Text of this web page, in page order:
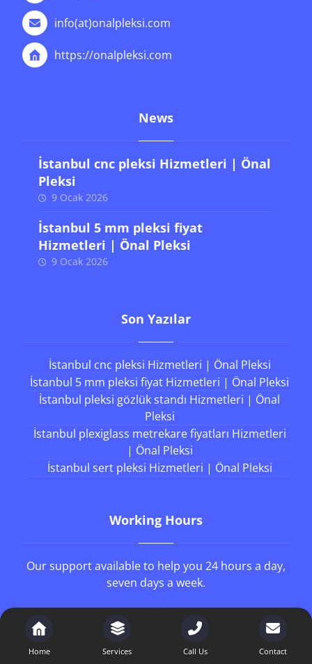
info(at)onalpleksi.com
https://onalpleksi.com
News
İstanbul cnc pleksi Hizmetleri | Önal
Pleksi
9 Ocak 2026
İstanbul 5 mm pleksi fiyat
Hizmetleri | Önal Pleksi
9 Ocak 2026
Son Yazılar
İstanbul cnc pleksi Hizmetleri | Önal Pleksi
İstanbul 5 mm pleksi fiyat Hizmetleri | Önal Pleksi
İstanbul pleksi gözlük standı Hizmetleri | Önal
Pleksi
İstanbul plexiglass metrekare fiyatları Hizmetleri
| Önal Pleksi
İstanbul sert pleksi Hizmetleri | Önal Pleksi
Working Hours
Our support available to help you 24 hours a day,
seven days a week.
Home Services Call Us Contact